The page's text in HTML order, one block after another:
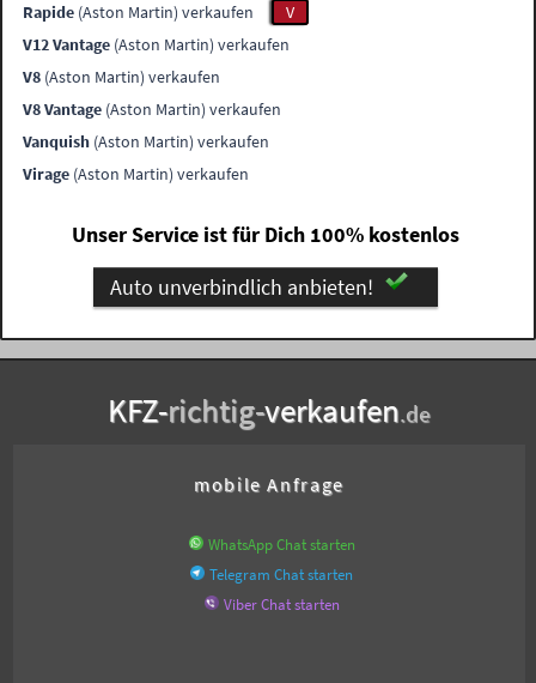
Rapide (Aston Martin) verkaufen
V
V12 Vantage (Aston Martin) verkaufen
V8 (Aston Martin) verkaufen
V8 Vantage (Aston Martin) verkaufen
Vanquish (Aston Martin) verkaufen
Virage (Aston Martin) verkaufen
Unser Service ist für Dich 100% kostenlos
Auto unverbindlich anbieten!
KFZ-richtig-verkaufen.de
mobile Anfrage
WhatsApp Chat starten
Telegram Chat starten
Viber Chat starten